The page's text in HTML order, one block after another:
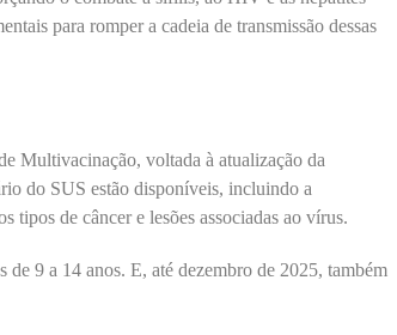
para romper a cadeia de transmissão dessas
Multivacinação, voltada à atualização da
do SUS estão disponíveis, incluindo a
tipos de câncer e lesões associadas ao vírus.
9 a 14 anos. E, até dezembro de 2025, também